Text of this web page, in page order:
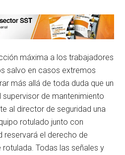
máxima a los trabajadores
salvo en casos extremos
más allá de toda duda que un
de mantenimiento
al director de seguridad una
rotulado junto con
reservará el derecho de
Todas las señales y